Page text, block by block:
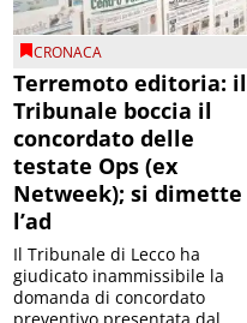
CRONACA
Terremoto editoria: il
Tribunale boccia il
concordato delle
testate Ops (ex
Netweek); si dimette
l’ad
Il Tribunale di Lecco ha
giudicato inammissibile la
domanda di concordato